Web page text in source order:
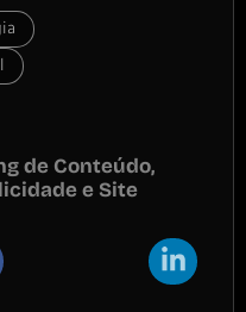
de Conteúdo,
e Site